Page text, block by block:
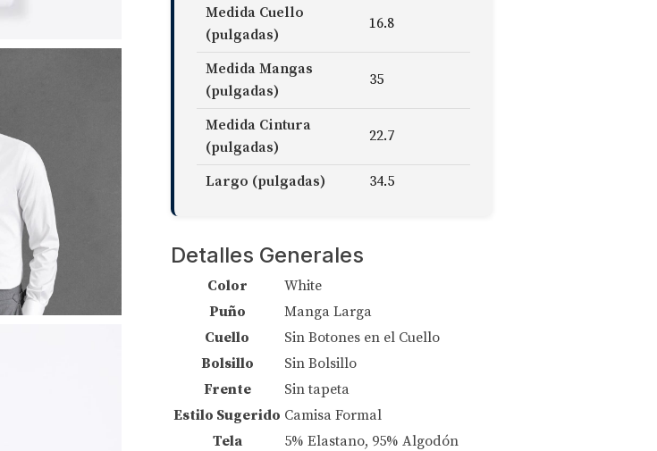
Medida Cuello
(pulgadas)
16.8
Medida Mangas
(pulgadas)
35
Medida Cintura
(pulgadas)
22.7
Largo (pulgadas) 34.5
Detalles Generales
Color
White
Puño
Manga Larga
Cuello
Sin Botones en el Cuello
Bolsillo
Sin Bolsillo
Frente
Sin tapeta
Estilo Sugerido Camisa Formal
Tela
5% Elastano, 95% Algodón